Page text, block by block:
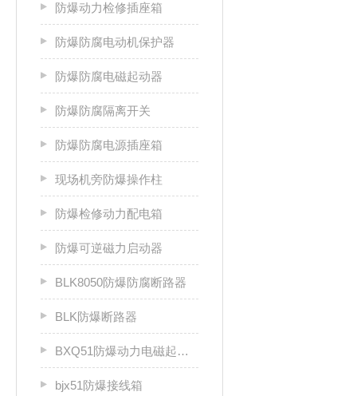
防爆动力检修插座箱
防爆防腐电动机保护器
防爆防腐电磁起动器
防爆防腐隔离开关
防爆防腐电源插座箱
现场机旁防爆操作柱
防爆检修动力配电箱
防爆可逆磁力启动器
BLK8050防爆防腐断路器
BLK防爆断路器
BXQ51防爆动力电磁起动箱
bjx51防爆接线箱